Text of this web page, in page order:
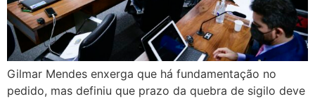
Gilmar Mendes enxerga que há fundamentação no
pedido, mas definiu que prazo da quebra de sigilo deve